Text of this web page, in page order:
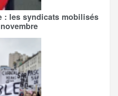
: les syndicats mobilisés